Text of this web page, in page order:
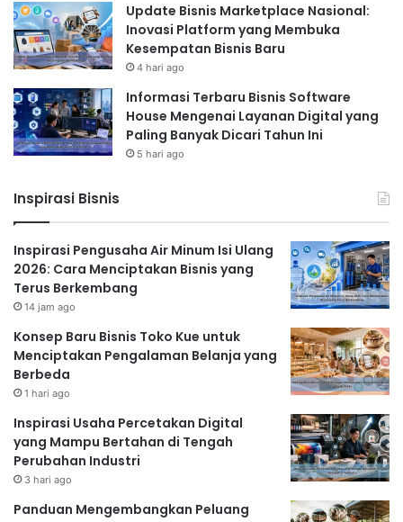
Update Bisnis Marketplace Nasional:
Inovasi Platform yang Membuka
Kesempatan Bisnis Baru
4 hari ago
Informasi Terbaru Bisnis Software
House Mengenai Layanan Digital yang
Paling Banyak Dicari Tahun Ini
5 hari ago
Inspirasi Bisnis
Inspirasi Pengusaha Air Minum Isi Ulang
2026: Cara Menciptakan Bisnis yang
Terus Berkembang
14 jam ago
Konsep Baru Bisnis Toko Kue untuk
Menciptakan Pengalaman Belanja yang
Berbeda
1 hari ago
Inspirasi Usaha Percetakan Digital
yang Mampu Bertahan di Tengah
Perubahan Industri
3 hari ago
Panduan Mengembangkan Peluang